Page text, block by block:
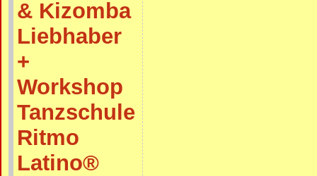
& Kizomba
Liebhaber
+
Workshop
Tanzschule
Ritmo
Latino®